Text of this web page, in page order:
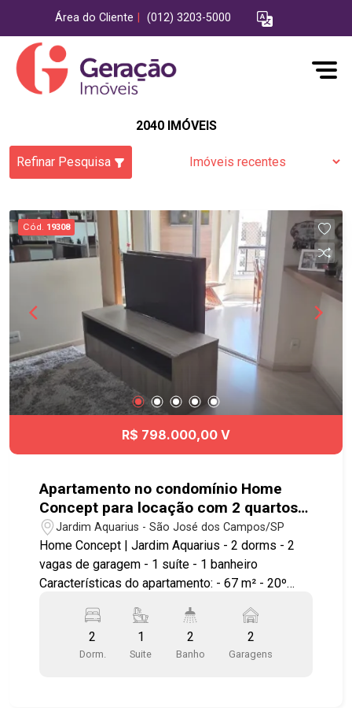
Área do Cliente (012) 3203-5000
2040 IMÓVEIS
Refinar Pesquisa
Cód. 19308
R$ 798.000,00 V
Apartamento no condomínio Home
Concept para locação com 2 quartos
sendo 1 suíte - 67 m² - No bairro
Jardim Aquarius - SJC
Jardim Aquarius - São José dos Campos/SP
Home Concept | Jardim Aquarius - 2 dorms - 2
vagas de garagem - 1 suíte - 1 banheiro
Características do apartamento: - 67 m² - 20º
montanhas - Sol da manhã - 2 vagas de garagem
cobertas - Varanda gourmet com fechamento em
vidro - Cozinha com móveis planejados -
2
Dorm.
1
Suite
2
Banho
2
Garagens